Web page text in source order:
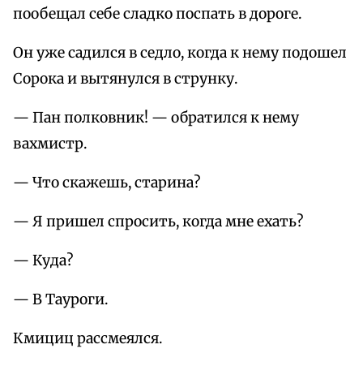
пообещал себе сладко поспать в дороге.
Он уже садился в седло, когда к нему подошел
Сорока и вытянулся в струнку.
— Пан полковник! — обратился к нему
вахмистр.
— Что скажешь, старина?
— Я пришел спросить, когда мне ехать?
— Куда?
— В Тауроги.
Кмициц рассмеялся.